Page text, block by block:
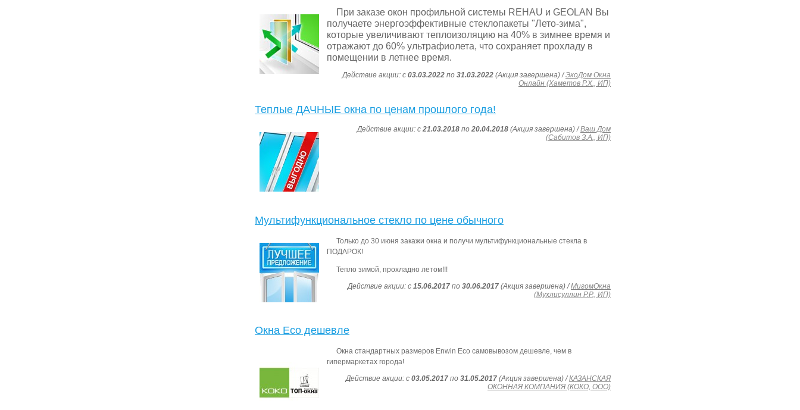
При заказе окон профильной системы REHAU и GEOLAN Вы
получаете энергоэффективные стеклопакеты "Лето-зима",
которые увеличивают теплоизоляцию на 40% в зимнее время и
отражают до 60% ультрафиолета, что сохраняет прохладу в
помещении в летнее время.
Действие акции: с 03.03.2022 по 31.03.2022 (Акция завершена) /ЭкоДом Окна
Онлайн (Хаметов Р.Х., ИП)
Теплые ДАЧНЫЕ окна по ценам прошлого года!
Действие акции: с 21.03.2018 по 20.04.2018 (Акция завершена) /Ваш Дом
(Сабитов З.А., ИП)
Мультифункциональное стекло по цене обычного
Только до 30 июня закажи окна и получи мультифункциональные стекла в
ПОДАРОК!
Тепло зимой, прохладно летом!!!
Действие акции: с 15.06.2017 по 30.06.2017 (Акция завершена) /МигомОкна
(Мухлисуллин Р.Р., ИП)
Окна Eco дешевле
Окна стандартных размеров Enwin Eco самовывозом дешевле, чем в
гипермаркетах города!
Действие акции: с 03.05.2017 по 31.05.2017 (Акция завершена) /КАЗАНСКАЯ
ОКОННАЯ КОМПАНИЯ (КОКО, ООО)